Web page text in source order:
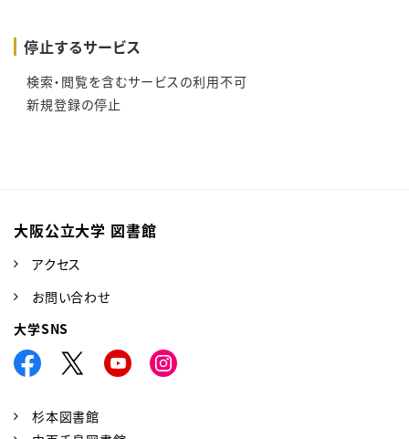
停止するサービス
検索・閲覧を含むサービスの利用不可
新規登録の停止
大阪公立大学 図書館
アクセス
お問い合わせ
大学SNS
杉本図書館